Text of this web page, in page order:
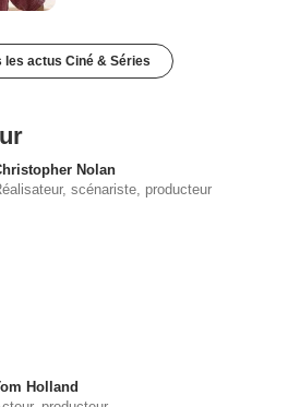
les actus Ciné & Séries
Nolan
scénariste, producteur
Holland